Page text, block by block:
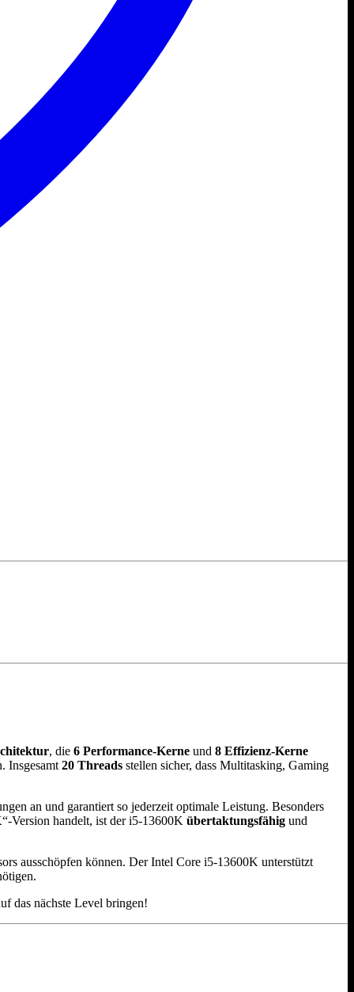
, die 6 Performance-Kerne und 8 Effizienz-Kerne
Insgesamt 20 Threads stellen sicher, dass Multitasking, Gaming
an und garantiert so jederzeit optimale Leistung. Besonders
Version handelt, ist der i5-13600K übertaktungsfähig und
ausschöpfen können. Der Intel Core i5-13600K unterstützt
das nächste Level bringen!